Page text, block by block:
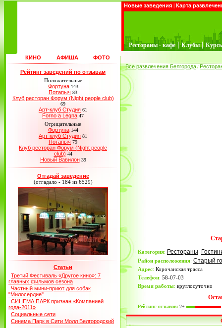
Новые заведения | Карта
Рестораны - кафе | Клубы |
КИНО АФИША ФОТО
Рейтинг заведений по отзывам
Положительные
Фортуна 143
Потапыч 83
Клуб ресторан Форум (Night people club)
69
Арт-клуб Студия 61
Forno a Legna 47
Отрицательные
Фортуна 144
Арт-клуб Студия 81
Потапыч 79
Клуб ресторан Форум (Night people
club) 44
Новый Вавилон 39
Отгадай заведение
(отгадало - 184 из 6529)
Статьи
Третий Фестиваль «Другое кино»: 7
главных фильмов сезона
Частный мини-приют для собак
"Милосердие"
СИНЕМА ПАРК признан «Компанией
года-2011»
Социальные сети
Синема Парк в Сити Молл Белгородский
Все развлечения Белгорода /
Категория: Рестораны
Район расположения: Старый
Адрес: Корочанская трасса
Телефон: 58-07-03
Время работы: круглосуточно
Рейтинг отзывов: 2+